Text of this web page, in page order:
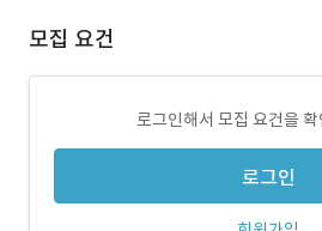
모집 요건
로그인해서 모집 요건을
로그인